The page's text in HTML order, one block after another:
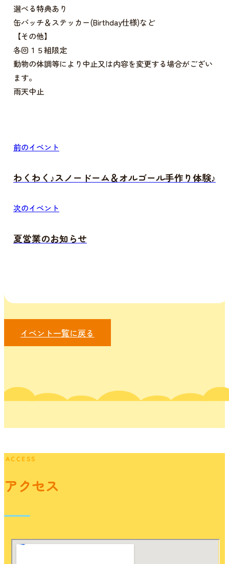
選べる特典あり
缶バッチ＆ステッカー(Birthday仕様)など
【その他】
各回１５組限定
動物の体調等により中止又は内容を変更する場合がござい
ます。
雨天中止
前のイベント
わくわく♪スノードーム＆オルゴール手作り体験♪
次のイベント
夏営業のお知らせ
イベント一覧に戻る
ACCESS
アクセス